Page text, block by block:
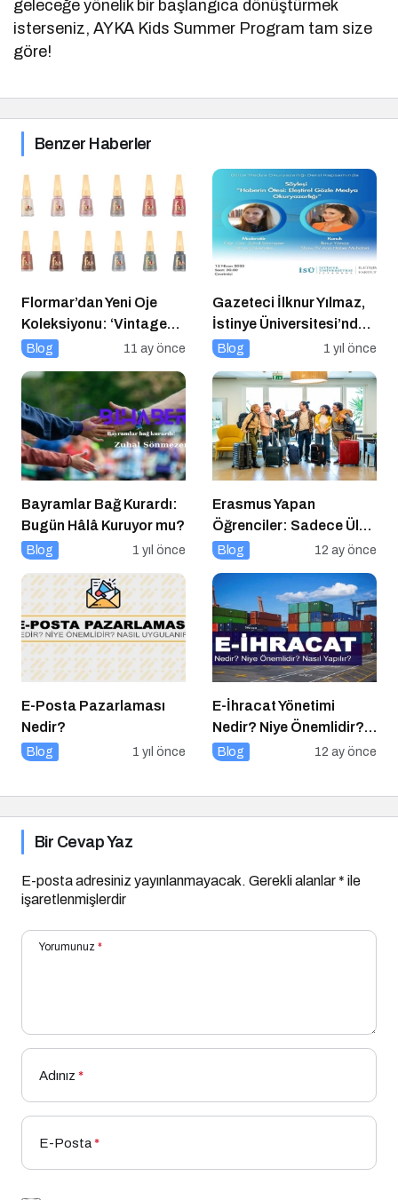
geleceğe yönelik bir başlangıca dönüştürmek
isterseniz, AYKA Kids Summer Program tam size
göre!
Benzer Haberler
Flormar’dan Yeni Oje
Koleksiyonu: ‘Vintage
Romance’ Nostaljiyle
Zarafeti Tırnaklara
Taşıyor!
Blog 11 ay önce
Gazeteci İlknur Yılmaz,
İstinye Üniversitesi’nde
Dijital Medya
Konuğu Oldu
Blog 1 yıl önce
Bayramlar Bağ Kurardı:
Bugün Hâlâ Kuruyor mu?
Blog 1 yıl önce
Erasmus Yapan
Öğrenciler: Sadece Ülke
Değil, Bakış Açısı da
Blog 12 ay önce
E-Posta Pazarlaması
Nedir?
Blog 1 yıl önce
E-İhracat Yönetimi
Nedir? Niye Önemlidir?
Nasıl Yapılır?
Blog 12 ay önce
Bir Cevap Yaz
E-posta adresiniz yayınlanmayacak. Gerekli alanlar* ile
işaretlenmişlerdir
Yorumunuz *
Adınız *
E-Posta*